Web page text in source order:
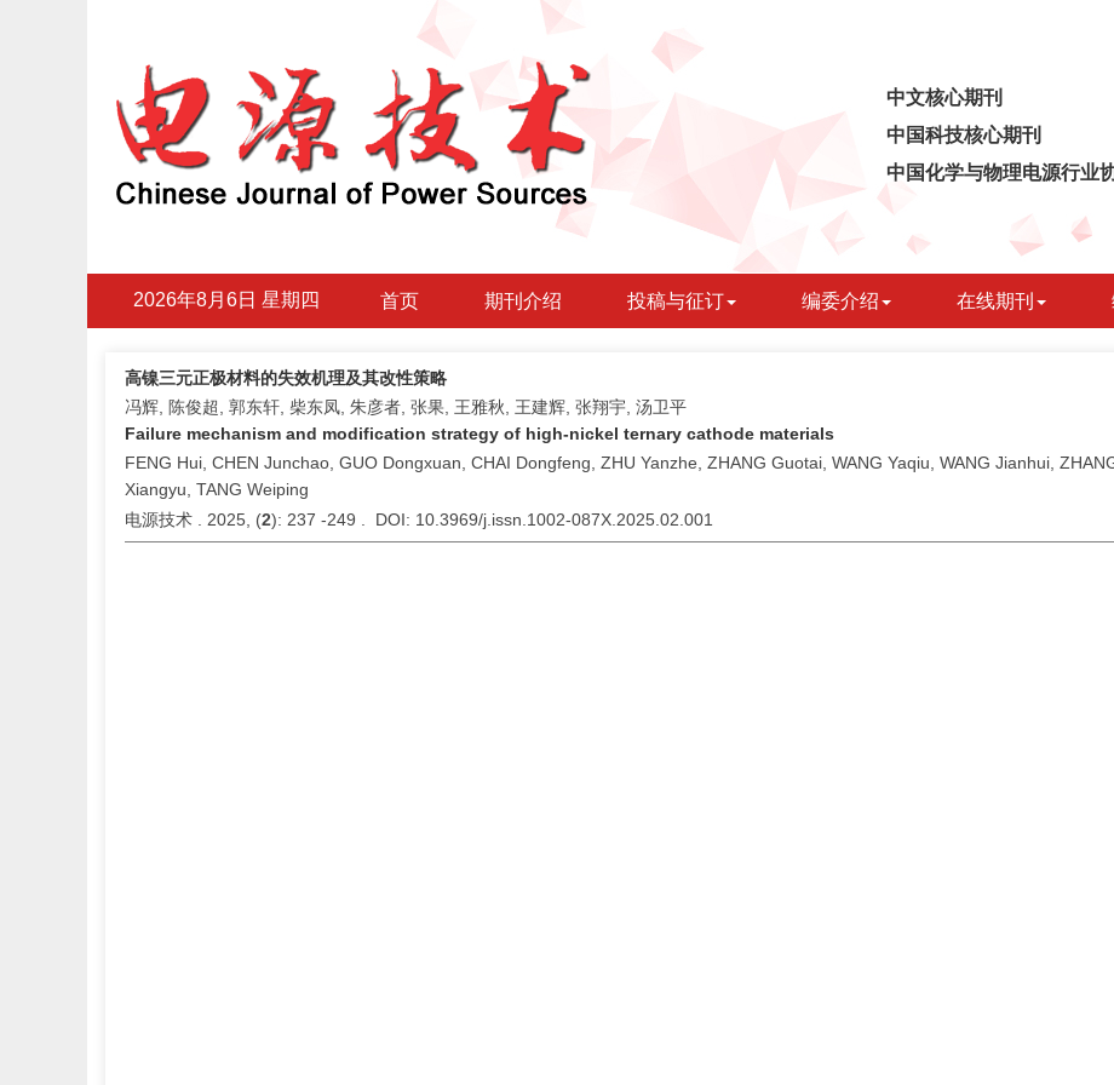
中文核心期刊
中国科技核心期刊
中国化学与物理电源行业
2026年8月6日 星期四 首页 期刊介绍 投稿与征订 编委介绍 在线期刊
高镍三元正极材料的失效机理及其改性策略
冯辉, 陈俊超, 郭东轩, 柴东凤, 朱彦者, 张果, 王雅秋, 王建辉, 张翔宇, 汤卫平
Failure mechanism and modification strategy of high-nickel ternary cathode materials
FENG Hui, CHEN Junchao, GUO Dongxuan, CHAI Dongfeng, ZHU Yanzhe, ZHANG Guotai, WANG Yaqiu, WANG Jianhui,
Xiangyu, TANG Weiping
电源技术 . 2025, (2): 237 -249 . DOI: 10.3969/j.issn.1002-087X.2025.02.001